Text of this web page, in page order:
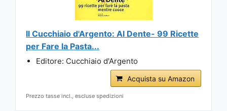
Il Cucchiaio d'Argento: Al Dente- 99 Ricette
per Fare la Pasta...
Editore: Cucchiaio d'Argento
Acquista su Amazon
Prezzo tasse incl., escluse spedizioni